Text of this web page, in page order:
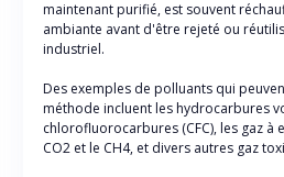
maintenant purifié, est souvent
ambiante avant d'être rejeté ou
industriel.
Des exemples de polluants qui
méthode incluent les hydrocarbures
chlorofluorocarbures (CFC), les gaz à
CO2 et le CH4, et divers autres gaz